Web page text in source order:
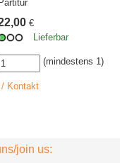
Partitur
€
Lieferbar
(mindestens 1)
/ Kontakt
join us: